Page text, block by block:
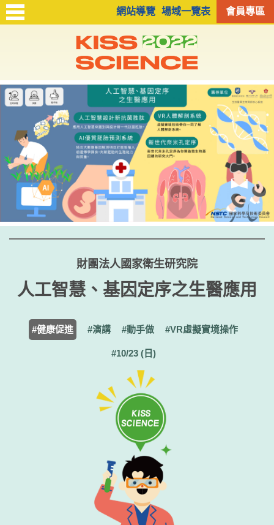
網站導覽 場域一覽表 會員專區
財團法人國家衛生研究院
人工智慧、基因定序之生醫應用
#健康促進 #演講 #動手做 #VR虛擬實境操作
#10/23 (日)